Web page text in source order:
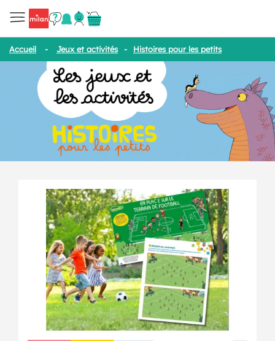
Accueil - Jeux et activités - Histoires pour les petits